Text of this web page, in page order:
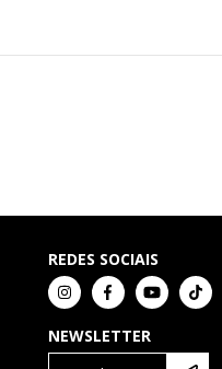
REDES SOCIAIS
NEWSLETTER